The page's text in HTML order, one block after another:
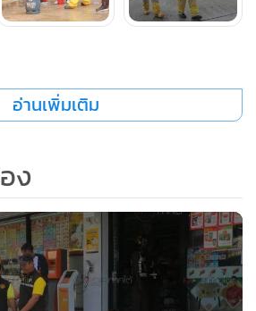
อ่านเพิ่มเติม
ง